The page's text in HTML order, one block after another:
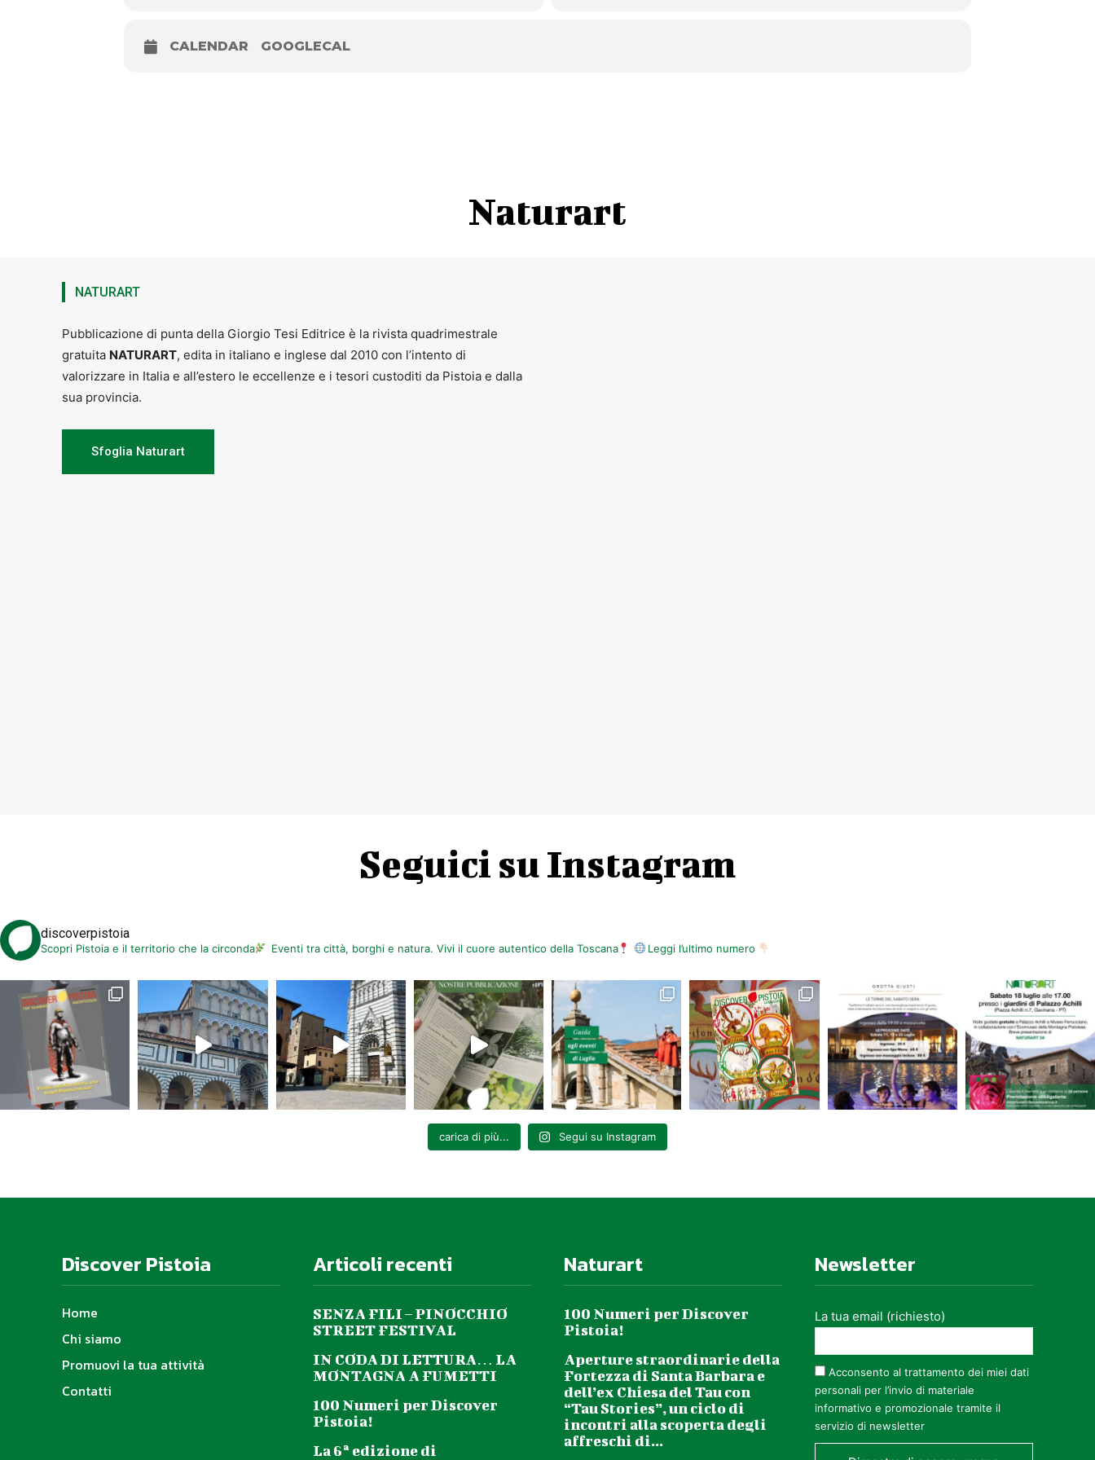
CALENDAR GOOGLECAL
Naturart
NATURART
Pubblicazione di punta della Giorgio Tesi Editrice è la rivista quadrimestrale
gratuita NATURART, edita in italiano e inglese dal 2010 con l’intento di
valorizzare in Italia e all’estero le eccellenze e i tesori custoditi da Pistoia e dalla
sua provincia.
Sfoglia Naturart
Seguici su Instagram
discoverpistoia
Scopri Pistoia e il territorio che la circonda Eventi tra città, borghi e natura. Vivi il cuore autentico della Toscana Leggi l’ultimo numero
carica di più... Segui su Instagram
Discover Pistoia
Home
Chi siamo
Promuovi la tua attività
Contatti
Articoli recenti
SENZA FILI – PINOCCHIO
STREET FESTIVAL
IN CODA DI LETTURA… LA
MONTAGNA A FUMETTI
100 Numeri per Discover
Pistoia!
La 6ª edizione di
Naturart
100 Numeri per Discover
Pistoia!
Aperture straordinarie della
Fortezza di Santa Barbara e
dell’ex Chiesa del Tau con
“Tau Stories”, un ciclo di
incontri alla scoperta degli
affreschi di...
Newsletter
La tua email (richiesto)
Acconsento al trattamento dei miei dati
personali per l’invio di materiale
informativo e promozionale tramite il
servizio di newsletter